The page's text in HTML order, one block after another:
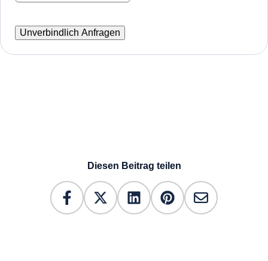
Diesen Beitrag teilen